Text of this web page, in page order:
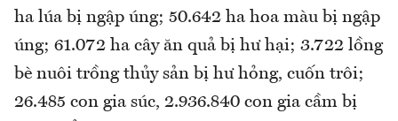
ha lúa bị ngập úng; 50.642 ha hoa màu bị ngập
úng; 61.072 ha cây ăn quả bị hư hại; 3.722 lồng
bè nuôi trồng thủy sản bị hư hỏng, cuốn trôi;
26.485 con gia súc, 2.936.840 con gia cầm bị